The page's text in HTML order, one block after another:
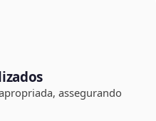
assegurando